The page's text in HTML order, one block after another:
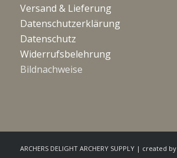
Versand & Lieferung
Datenschutzerklärung
Datenschutz
Widerrufsbelehrung
Bildnachweise
ARCHERS DELIGHT ARCHERY SUPPLY | created by